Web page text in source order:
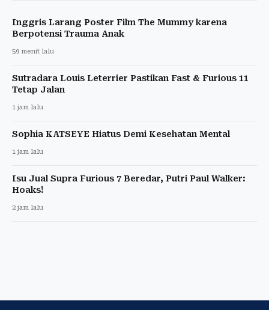
Inggris Larang Poster Film The Mummy karena
Berpotensi Trauma Anak
59 menit lalu
Sutradara Louis Leterrier Pastikan Fast & Furious 11
Tetap Jalan
1 jam lalu
Sophia KATSEYE Hiatus Demi Kesehatan Mental
1 jam lalu
Isu Jual Supra Furious 7 Beredar, Putri Paul Walker:
Hoaks!
2 jam lalu